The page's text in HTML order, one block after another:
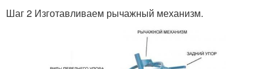
Шаг 2 Изготавливаем рычажный механизм.